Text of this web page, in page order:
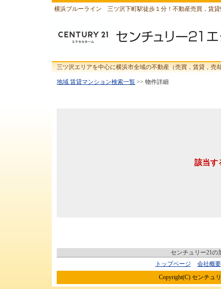
横浜ブルーライン 三ツ沢下町駅徒歩１分！不動産売買，賃
三ツ沢エリアを中心に横浜市全域の不動産（売買，賃貸，
地域 賃貸マンション検索一覧 >> 物件詳細
該当す
センチュリー21の
トップページ
会社概要
Copyright(C) センチュ